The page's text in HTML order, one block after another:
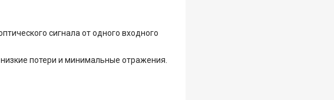
сигнала от одного входного
потери и минимальные отражения.